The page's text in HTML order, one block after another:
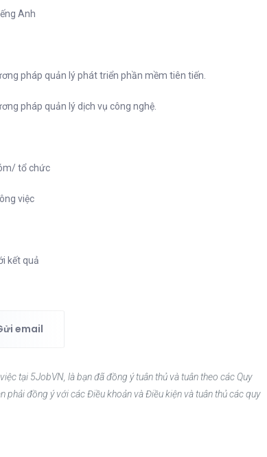
Anh
pháp quản lý phát triển phần mềm tiên tiến.
pháp quản lý dịch vụ công nghệ.
tổ chức
việc
kết quả
email
tại 5JobVN, là bạn đã đồng ý tuân thủ và tuân theo các Quy
phải đồng ý với các Điều khoản và Điều kiện và tuân thủ các quy